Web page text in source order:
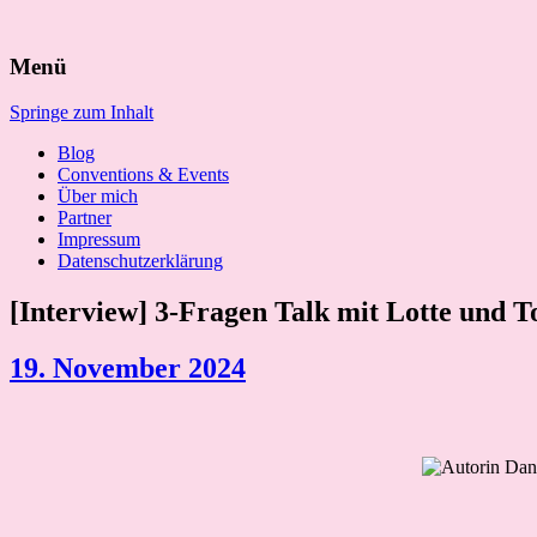
nach:
Menü
Springe zum Inhalt
Blog
Conventions & Events
Über mich
Partner
Impressum
Datenschutzerklärung
[Interview] 3-Fragen Talk mit Lotte und
19. November 2024